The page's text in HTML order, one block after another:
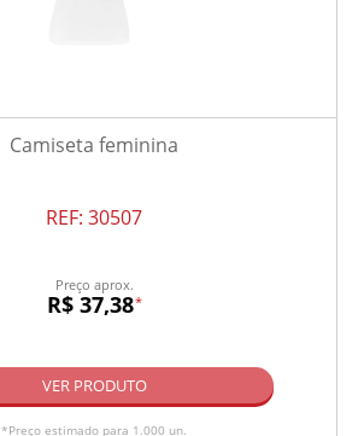
Camiseta feminina
REF: 30507
Preço aprox.
R$ 37,38*
VER PRODUTO
*Preço estimado para 1.000 un.